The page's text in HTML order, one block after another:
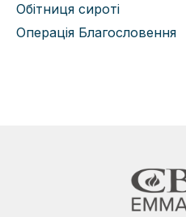
Обітниця сироті
Операція Благословення